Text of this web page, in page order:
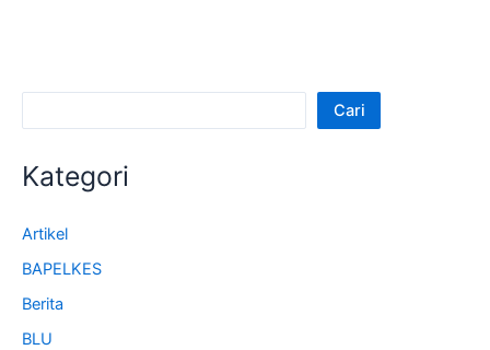
Cari
Kategori
Artikel
BAPELKES
Berita
BLU